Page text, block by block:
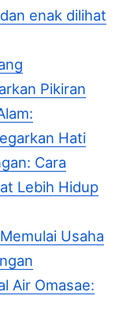
enak dilihat
Pikiran
Hati
Cara
Lebih Hidup
Usaha
Air Omasae: